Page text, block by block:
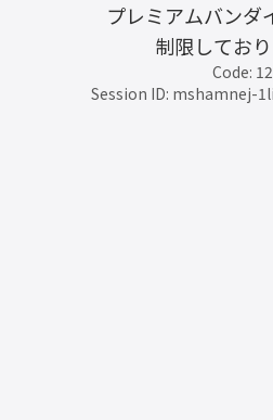
プレミアムバンダ
制限しており
Code: 12
Session ID: mshamnej-